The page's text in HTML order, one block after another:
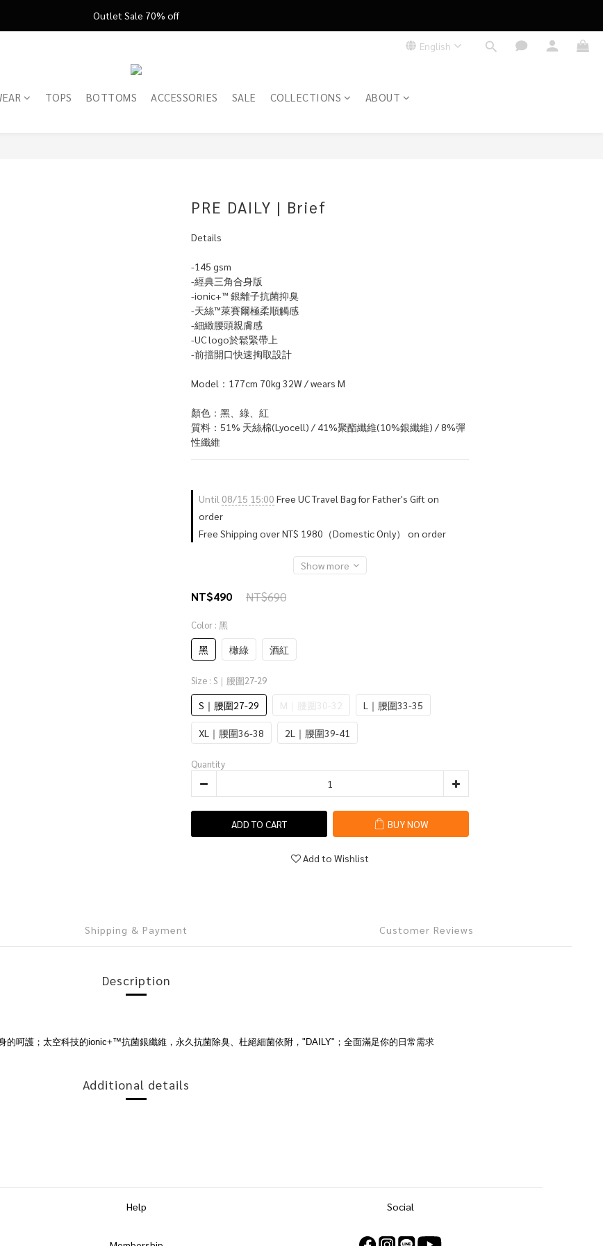
FATHER'S DAY ’26 ｜ 父親節限定盛典
Outlet Sale 70% off
English
TOPS BOTTOMS ACCESSORIES SALE COLLECTIONS ABOUT
PRE DAILY | Brief
Details
-145 gsm
-經典三角合身版
-ionic+™ 銀離子抗菌抑臭
-天絲™萊賽爾極柔順觸感
-細緻腰頭親膚感
-UC logo於鬆緊帶上
-前擋開口快速掏取設計
Model：177cm 70kg 32W / wears M
顏色：黑、綠、紅
質料：51% 天絲棉(Lyocell) / 41%聚酯纖維(10%銀纖維) / 8%彈
性纖維
Until 08/15 15:00 Free UC Travel Bag for Father's Gift on
order
Free Shipping over NT$ 1980（Domestic Only） on order
Show more
NT$490 NT$690
Color : 黑
黑 橄綠 酒紅
Size : S｜腰圍27-29
S｜腰圍27-29 M｜腰圍30-32 L｜腰圍33-35
XL｜腰圍36-38 2L｜腰圍39-41
Quantity
ADD TO CART BUY NOW
Add to Wishlist
Shipping & Payment Customer Reviews
Description
的呵護； 太空科技的ionic+™抗菌銀纖維， 永久抗菌除臭、杜絕細菌依附， "DAILY"；全面滿足你的日常需求
Additional details
Help Social